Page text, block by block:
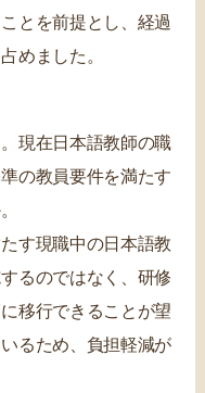
とを前提とし、経過
めました。
現在日本語教師の職
の教員要件を満たす
す現職中の日本語教
るのではなく、研修
移行できることが望
るため、負担軽減が